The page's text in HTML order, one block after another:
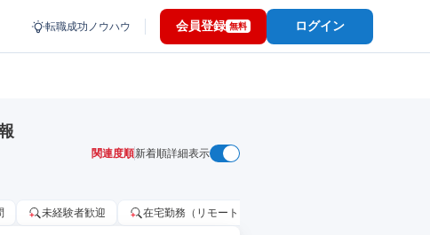
転職成功ノウハウ 会員登録 無料 ログイン
関連度順新着順詳細表示
未経験者歓迎 在宅勤務（リモートワーク）OK